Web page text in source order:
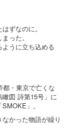
ずなのに。
った。
うに立ち込める
都・東京で亡くな
図 詩第15号」に
」。
かった物語が繰り